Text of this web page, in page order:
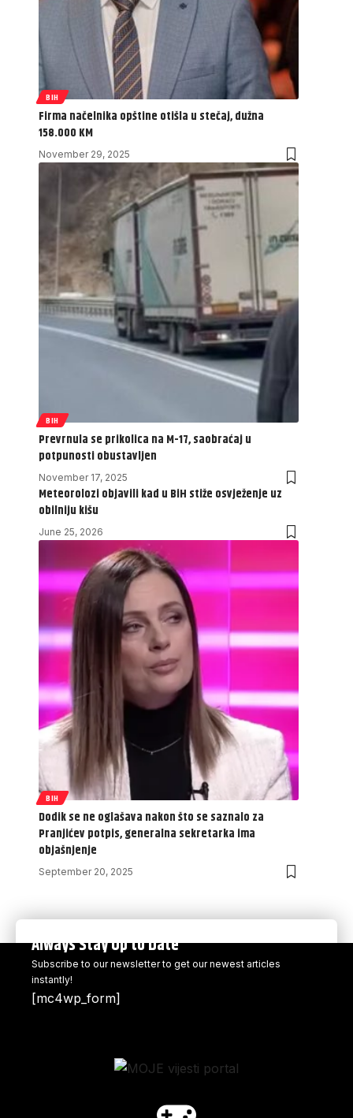
BIH
Firma načelnika opštine otišla u stečaj, dužna
158.000 KM
November 29, 2025
BIH
Prevrnula se prikolica na M-17, saobraćaj u
potpunosti obustavljen
November 17, 2025
Meteorolozi objavili kad u BiH stiže osvježenje uz
obilniju kišu
June 25, 2026
BIH
Dodik se ne oglašava nakon što se saznalo za
Pranjićev potpis, generalna sekretarka ima
objašnjenje
September 20, 2025
Always Stay Up to Date
Subscribe to our newsletter to get our newest articles
instantly!
[mc4wp_form]